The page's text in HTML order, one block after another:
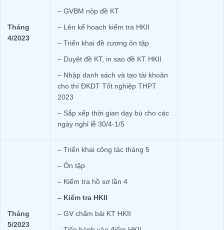
Tháng
4/2023
– GVBM nộp đề KT
– Lên kế hoạch kiểm tra HKII
– Triển khai đề cương ôn tập
– Duyệt đề KT, in sao đề KT HKII
– Nhập danh sách và tạo tài khoản
cho thí ĐKDT Tốt nghiệp THPT
2023
– Sắp xếp thời gian dạy bù cho các
ngày nghỉ lễ 30/4-1/5
Tháng
5/2023
– Triển khai công tác tháng 5
– Ôn tập
– Kiểm tra hồ sơ lần 4
– Kiểm tra HKII
– GV chấm bài KT HKII